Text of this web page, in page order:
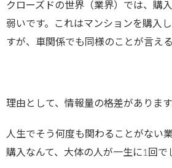
クローズドの世界（業界）では、購
弱いです。これはマンションを購入
すが、車関係でも同様のことが言える
理由として、情報量の格差があります
人生でそう何度も関わることがない
購入なんて、大体の人が一生に1回で